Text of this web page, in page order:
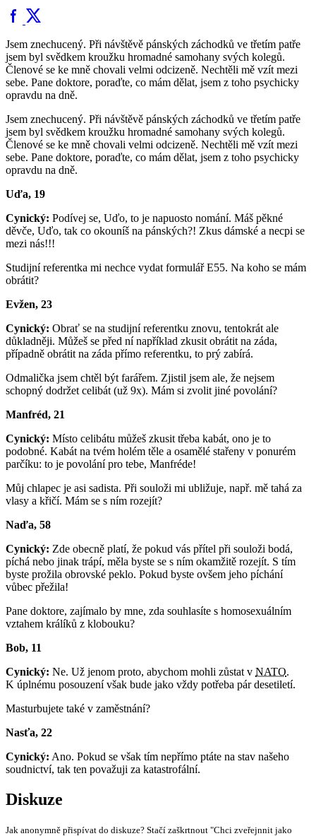
Jsem znechucený. Při návštěvě pánských záchodků ve třetím patře
jsem byl svědkem kroužku hromadné samohany svých kolegů.
Členové se ke mně chovali velmi odcizeně. Nechtěli mě vzít mezi
sebe. Pane doktore, poraďte, co mám dělat, jsem z toho psychicky
opravdu na dně.
Jsem znechucený. Při návštěvě pánských záchodků ve třetím patře
jsem byl svědkem kroužku hromadné samohany svých kolegů.
Členové se ke mně chovali velmi odcizeně. Nechtěli mě vzít mezi
sebe. Pane doktore, poraďte, co mám dělat, jsem z toho psychicky
opravdu na dně.
Uďa, 19
Cynický: Podívej se, Uďo, to je napuosto nomání. Máš pěkné
děvče, Uďo, tak co okouníš na pánských?! Zkus dámské a necpi se
mezi nás!!!
Studijní referentka mi nechce vydat formulář E55. Na koho se mám
obrátit?
Evžen, 23
Cynický: Obrať se na studijní referentku znovu, tentokrát ale
důkladněji. Můžeš se před ní například zkusit obrátit na záda,
případně obrátit na záda přímo referentku, to prý zabírá.
Odmalička jsem chtěl být farářem. Zjistil jsem ale, že nejsem
schopný dodržet celibát (už 9x). Mám si zvolit jiné povolání?
Manfréd, 21
Cynický: Místo celibátu můžeš zkusit třeba kabát, ono je to
podobné. Kabát na tvém holém těle a osamělé stařeny v ponurém
parčíku: to je povolání pro tebe, Manfréde!
Můj chlapec je asi sadista. Při souloži mi ubližuje, např. mě tahá za
vlasy a křičí. Mám se s ním rozejít?
Naďa, 58
Cynický: Zde obecně platí, že pokud vás přítel při souloži bodá,
píchá nebo jinak trápí, měla byste se s ním okamžitě rozejít. S tím
byste prožila obrovské peklo. Pokud byste ovšem jeho píchání
vůbec přežila!
Pane doktore, zajímalo by mne, zda souhlasíte s homosexuálním
vztahem králíků z klobouku?
Bob, 11
Cynický: Ne. Už jenom proto, abychom mohli zůstat v NATO.
K úplnému posouzení však bude jako vždy potřeba pár desetiletí.
Masturbujete také v zaměstnání?
Nasťa, 22
Cynický: Ano. Pokud se však tím nepřímo ptáte na stav našeho
soudnictví, tak ten považuji za katastrofální.
Diskuze
Jak anonymně přispívat do diskuze? Stačí zaškrtnout "Chci zveřejnnit jako